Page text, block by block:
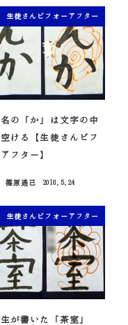
生徒さんビフォーアフター
の「か」は文字の中
ける【生徒さんビフ
フター】
篠原遙己
2018.5.24
生徒さんビフォーアフター
が書いた「茶室」